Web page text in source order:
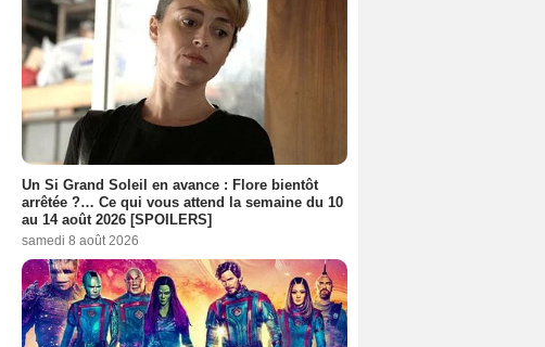
Un Si Grand Soleil en avance : Flore bientôt
arrêtée ?… Ce qui vous attend la semaine du 10
au 14 août 2026 [SPOILERS]
samedi 8 août 2026